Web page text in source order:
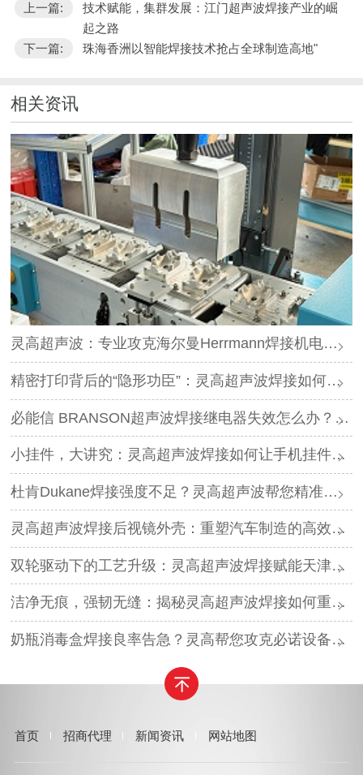
上一篇:
技术赋能，集群发展：江门超声波焊接产业的崛
起之路
下一篇:
珠海香洲以智能焊接技术抢占全球制造高地"
相关资讯
灵高超声波：专业攻克海尔曼Herrmann焊接机电路板短路难题
精密打印背后的“隐形功臣”：灵高超声波焊接如何让喷墨头支架更可靠？
必能信 BRANSON超声波焊接继电器失效怎么办？灵高超声波“四步维修法”精准破局
小挂件，大讲究：灵高超声波焊接如何让手机挂件更“抗造”？
杜肯Dukane焊接强度不足？灵高超声波帮您精准破局
灵高超声波焊接后视镜外壳：重塑汽车制造的高效与美学
双轮驱动下的工艺升级：灵高超声波焊接赋能天津汽车与电子产业
洁净无痕，强韧无缝：揭秘灵高超声波焊接如何重塑吸尘器焊接工艺
奶瓶消毒盒焊接良率告急？灵高帮您攻克必诺设备继电器失效难题
首页 招商代理 新闻资讯 网站地图